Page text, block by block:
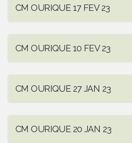
CM OURIQUE 17 FEV 23
CM OURIQUE 10 FEV 23
CM OURIQUE 27 JAN 23
CM OURIQUE 20 JAN 23